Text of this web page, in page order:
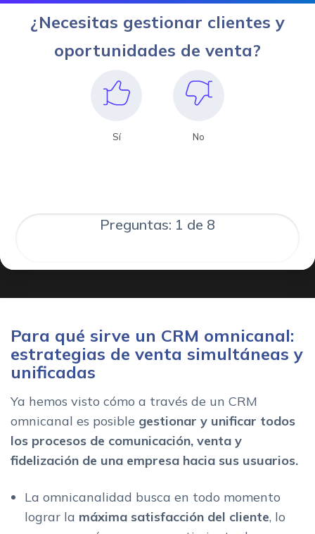
¿Necesitas gestionar clientes y
oportunidades de venta?
Sí No
Preguntas: 1 de 8
Para qué sirve un CRM omnicanal:
estrategias de venta simultáneas y
unificadas
Ya hemos visto cómo a través de un CRM
omnicanal es posible gestionar y unificar todos
los procesos de comunicación, venta y
fidelización de una empresa hacia sus usuarios.
La omnicanalidad busca en todo momento
lograr la máxima satisfacción del cliente, lo